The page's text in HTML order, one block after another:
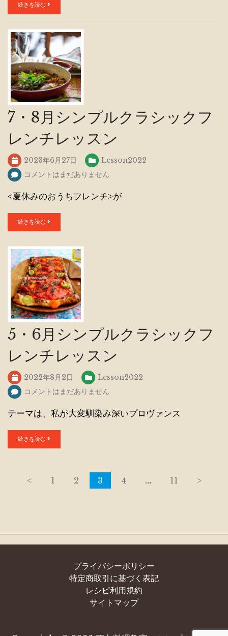
続きを読む
7・8月シンプルクラシックフ
レンチレッスン
2023年6月27日
Lesson2022
コメントはまだありません
<夏休みのおうちフレンチ>が
続きを読む
5・6月シンプルクラシックフ
レンチレッスン
2022年8月2日
Lesson2022
コメントはまだありません
テーマは、私が大変馴染み深いプロヴァンス
続きを読む
< 1 2 3 4 … 11 >
プライバシーポリシー
特定商取引に基づく表記
レシピ利用規約
サイトマップ